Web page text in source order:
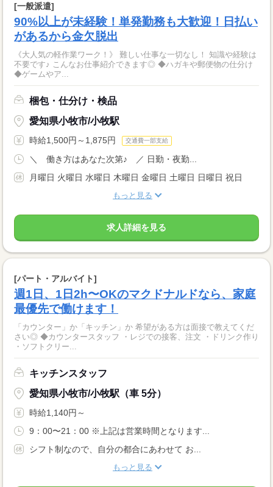
[一般派遣]
90%以上が未経験！単発勤務も大歓迎！日払い
があるから金欠脱出
《大人気の軽作業ワーク！》 難しい仕事な一切なし！ 知識や経験は
不要です♪ こんなお仕事紹介できます◎ ◆ハガキや郵便物の仕分け
◆ゲームやア...
梱包・仕分け・検品
愛知県小牧市/小牧駅
時給1,500円～1,875円 交通費一部支給
＼ 働き方はあなた次第♪ ／ 日勤・夜勤...
月曜日 火曜日 水曜日 木曜日 金曜日 土曜日 日曜日 祝日
もっと見る
求人詳細を見る
[パート・アルバイト]
週1日、1日2h〜OKのマクドナルドなら、家庭
最優先で働けます！
「カウンター」か「キッチン」か 希望がある方は面接で教えてくだ
さい◎ ◆カウンタースタッフ ・レジでの接客、注文 ・ドリンク作り
・ソフトクリー...
キッチンスタッフ
愛知県小牧市/小牧駅（車 5分）
時給1,140円～
9：00〜21：00 ※上記は営業時間となります...
シフト制なので、自分の都合にあわせて お...
もっと見る